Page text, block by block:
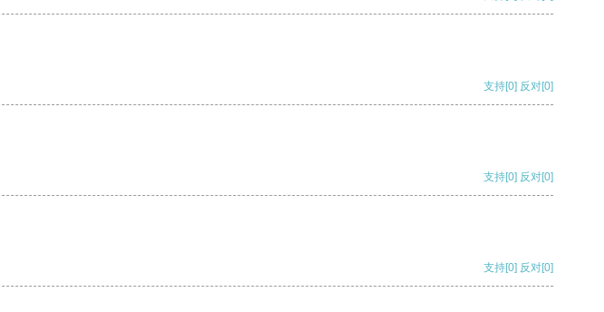
支持[0] 反对[0]
支持[0] 反对[0]
支持[0] 反对[0]